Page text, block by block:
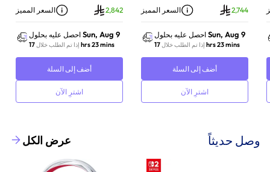
السعر المميز 2,842
احصل عليه بحلول Sun, Aug 9
إذا تم الطلب خلال 17 hrs 23 mins
أضف إلى السلة
اشترِ الآن
Controller لاسلكية – أبيض
السعر المميز 2,744
احصل عليه بحلول Sun, Aug 9
إذا تم الطلب خلال 17 hrs 23 mins
أضف إلى السلة
اشترِ الآن
وصل حديثاً عرض الكل